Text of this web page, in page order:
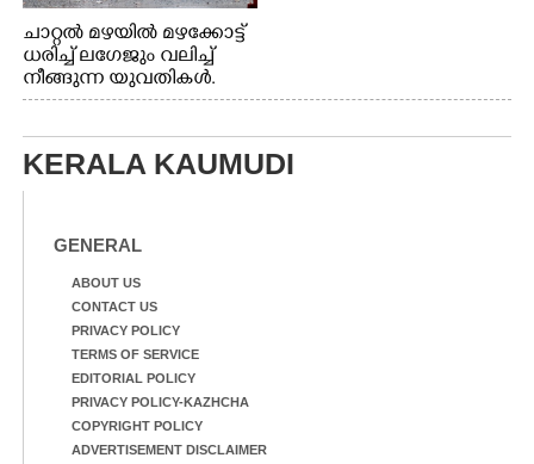
ചാറ്റൽ മഴയിൽ മഴക്കോട്ട്
ധരിച്ച് ലഗേജും വലിച്ച്
നീങ്ങുന്ന യുവതികൾ.
എറണാകുളം മേനകയിൽ
KERALA KAUMUDI
GENERAL
ABOUT US
CONTACT US
PRIVACY POLICY
TERMS OF SERVICE
EDITORIAL POLICY
PRIVACY POLICY-KAZHCHA
COPYRIGHT POLICY
ADVERTISEMENT DISCLAIMER